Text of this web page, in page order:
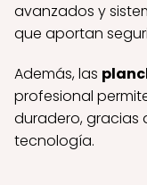
avanzados y
que aportan
Además, las
profesional
duradero, gracias
tecnología.